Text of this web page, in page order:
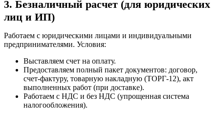
3. Безналичный расчет (для юридических
лиц и ИП)
Работаем с юридическими лицами и индивидуальными
предпринимателями. Условия:
Выставляем счет на оплату.
Предоставляем полный пакет документов: договор,
счет-фактуру, товарную накладную (ТОРГ-12), акт
выполненных работ (при доставке).
Работаем с НДС и без НДС (упрощенная система
налогообложения).